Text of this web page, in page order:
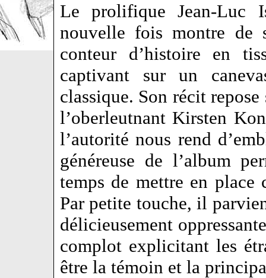
Le prolifique Jean-Luc
nouvelle fois montre de
conteur d’histoire en
captivant sur un
classique. Son récit
l’oberleutnant Kirsten
l’autorité nous rend
généreuse de l’album
temps de mettre en place
Par petite touche, il
délicieusement
complot explicitant les
être la témoin et la